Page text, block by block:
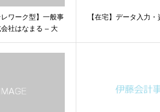
レワーク型】一般事
社はなまる – 大
【在宅】データ入力